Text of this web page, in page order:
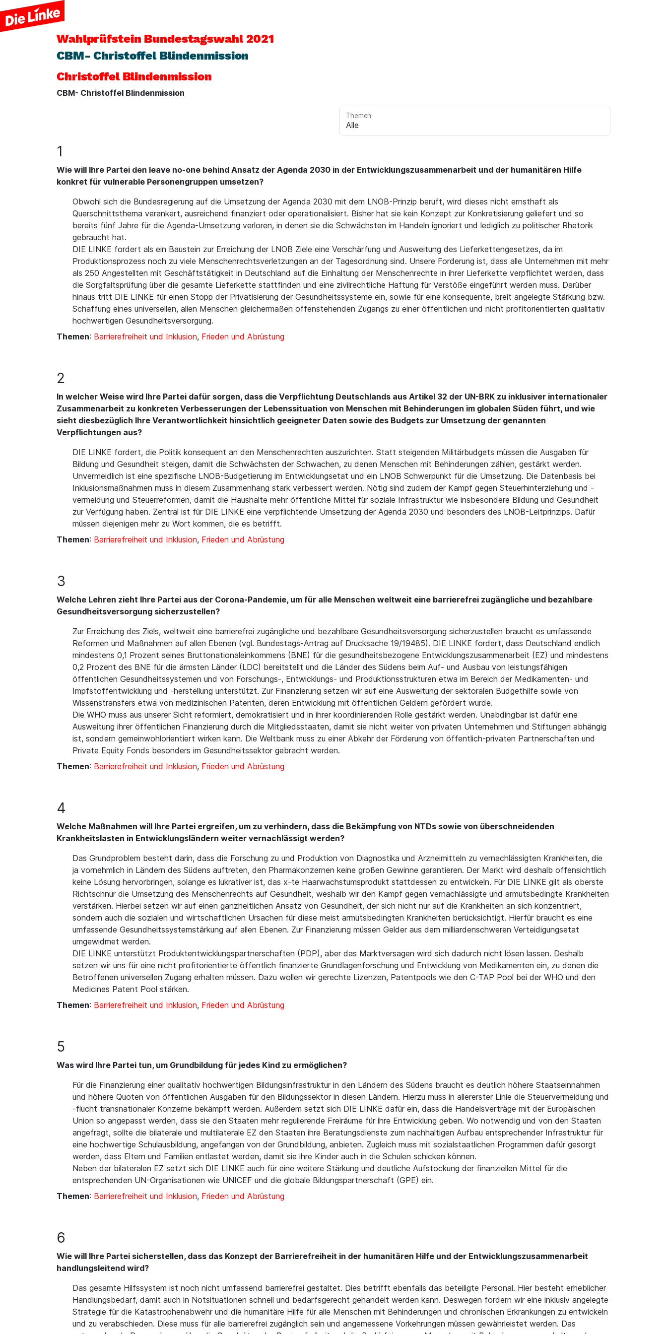
Wahlprüfstein Bundestagswahl 2021
CBM- Christoffel Blindenmission
Christoffel Blindenmission
CBM- Christoffel Blindenmission
Themen
1
Wie will Ihre Partei den leave no-one behind Ansatz der Agenda 2030 in der Entwicklungszusammenarbeit und der humanitären Hilfe
konkret für vulnerable Personengruppen umsetzen?
Obwohl sich die Bundesregierung auf die Umsetzung der Agenda 2030 mit dem LNOB-Prinzip beruft, wird dieses nicht ernsthaft als
Querschnittsthema verankert, ausreichend finanziert oder operationalisiert. Bisher hat sie kein Konzept zur Konkretisierung geliefert und so
bereits fünf Jahre für die Agenda-Umsetzung verloren, in denen sie die Schwächsten im Handeln ignoriert und lediglich zu politischer Rhetorik
gebraucht hat.
DIE LINKE fordert als ein Baustein zur Erreichung der LNOB Ziele eine Verschärfung und Ausweitung des Lieferkettengesetzes, da im
Produktionsprozess noch zu viele Menschenrechtsverletzungen an der Tagesordnung sind. Unsere Forderung ist, dass alle Unternehmen mit mehr
als 250 Angestellten mit Geschäftstätigkeit in Deutschland auf die Einhaltung der Menschenrechte in ihrer Lieferkette verpflichtet werden, dass
die Sorgfaltsprüfung über die gesamte Lieferkette stattfinden und eine zivilrechtliche Haftung für Verstöße eingeführt werden muss. Darüber
hinaus tritt DIE LINKE für einen Stopp der Privatisierung der Gesundheitssysteme ein, sowie für eine konsequente, breit angelegte Stärkung bzw.
Schaffung eines universellen, allen Menschen gleichermaßen offenstehenden Zugangs zu einer öffentlichen und nicht profitorientierten qualitativ
hochwertigen Gesundheitsversorgung.
Themen: Barrierefreiheit und Inklusion, Frieden und Abrüstung
2
In welcher Weise wird Ihre Partei dafür sorgen, dass die Verpflichtung Deutschlands aus Artikel 32 der UN-BRK zu inklusiver internationaler
Zusammenarbeit zu konkreten Verbesserungen der Lebenssituation von Menschen mit Behinderungen im globalen Süden führt, und wie
sieht diesbezüglich Ihre Verantwortlichkeit hinsichtlich geeigneter Daten sowie des Budgets zur Umsetzung der genannten
Verpflichtungen aus?
DIE LINKE fordert, die Politik konsequent an den Menschenrechten auszurichten. Statt steigenden Militärbudgets müssen die Ausgaben für
Bildung und Gesundheit steigen, damit die Schwächsten der Schwachen, zu denen Menschen mit Behinderungen zählen, gestärkt werden.
Unvermeidlich ist eine spezifische LNOB-Budgetierung im Entwicklungsetat und ein LNOB Schwerpunkt für die Umsetzung. Die Datenbasis bei
Inklusionsmaßnahmen muss in diesem Zusammenhang stark verbessert werden. Nötig sind zudem der Kampf gegen Steuerhinterziehung und -
vermeidung und Steuerreformen, damit die Haushalte mehr öffentliche Mittel für soziale Infrastruktur wie insbesondere Bildung und Gesundheit
zur Verfügung haben. Zentral ist für DIE LINKE eine verpflichtende Umsetzung der Agenda 2030 und besonders des LNOB-Leitprinzips. Dafür
müssen diejenigen mehr zu Wort kommen, die es betrifft.
Themen: Barrierefreiheit und Inklusion, Frieden und Abrüstung
3
Welche Lehren zieht Ihre Partei aus der Corona-Pandemie, um für alle Menschen weltweit eine barrierefrei zugängliche und bezahlbare
Gesundheitsversorgung sicherzustellen?
Zur Erreichung des Ziels, weltweit eine barrierefrei zugängliche und bezahlbare Gesundheitsversorgung sicherzustellen braucht es umfassende
Reformen und Maßnahmen auf allen Ebenen (vgl. Bundestags-Antrag auf Drucksache 19/19485). DIE LINKE fordert, dass Deutschland endlich
mindestens 0,1 Prozent seines Bruttonationaleinkommens (BNE) für die gesundheitsbezogene Entwicklungszusammenarbeit (EZ) und mindestens
0,2 Prozent des BNE für die ärmsten Länder (LDC) bereitstellt und die Länder des Südens beim Auf- und Ausbau von leistungsfähigen
öffentlichen Gesundheitssystemen und von Forschungs-, Entwicklungs- und Produktionsstrukturen etwa im Bereich der Medikamenten- und
Impfstoffentwicklung und -herstellung unterstützt. Zur Finanzierung setzen wir auf eine Ausweitung der sektoralen Budgethilfe sowie von
Wissenstransfers etwa von medizinischen Patenten, deren Entwicklung mit öffentlichen Geldern gefördert wurde.
Die WHO muss aus unserer Sicht reformiert, demokratisiert und in ihrer koordinierenden Rolle gestärkt werden. Unabdingbar ist dafür eine
Ausweitung ihrer öffentlichen Finanzierung durch die Mitgliedsstaaten, damit sie nicht weiter von privaten Unternehmen und Stiftungen abhängig
ist, sondern gemeinwohlorientiert wirken kann. Die Weltbank muss zu einer Abkehr der Förderung von öffentlich-privaten Partnerschaften und
Private Equity Fonds besonders im Gesundheitssektor gebracht werden.
Themen: Barrierefreiheit und Inklusion, Frieden und Abrüstung
4
Welche Maßnahmen will Ihre Partei ergreifen, um zu verhindern, dass die Bekämpfung von NTDs sowie von überschneidenden
Krankheitslasten in Entwicklungsländern weiter vernachlässigt werden?
Das Grundproblem besteht darin, dass die Forschung zu und Produktion von Diagnostika und Arzneimitteln zu vernachlässigten Krankheiten, die
ja vornehmlich in Ländern des Südens auftreten, den Pharmakonzernen keine großen Gewinne garantieren. Der Markt wird deshalb offensichtlich
keine Lösung hervorbringen, solange es lukrativer ist, das x-te Haarwachstumsprodukt stattdessen zu entwickeln. Für DIE LINKE gilt als oberste
Richtschnur die Umsetzung des Menschenrechts auf Gesundheit, weshalb wir den Kampf gegen vernachlässigte und armutsbedingte Krankheiten
verstärken. Hierbei setzen wir auf einen ganzheitlichen Ansatz von Gesundheit, der sich nicht nur auf die Krankheiten an sich konzentriert,
sondern auch die sozialen und wirtschaftlichen Ursachen für diese meist armutsbedingten Krankheiten berücksichtigt. Hierfür braucht es eine
umfassende Gesundheitssystemstärkung auf allen Ebenen. Zur Finanzierung müssen Gelder aus dem milliardenschweren Verteidigungsetat
umgewidmet werden.
DIE LINKE unterstützt Produktentwicklungspartnerschaften (PDP), aber das Marktversagen wird sich dadurch nicht lösen lassen. Deshalb
setzen wir uns für eine nicht profitorientierte öffentlich finanzierte Grundlagenforschung und Entwicklung von Medikamenten ein, zu denen die
Betroffenen universellen Zugang erhalten müssen. Dazu wollen wir gerechte Lizenzen, Patentpools wie den C-TAP Pool bei der WHO und den
Medicines Patent Pool stärken.
Themen: Barrierefreiheit und Inklusion, Frieden und Abrüstung
5
Was wird Ihre Partei tun, um Grundbildung für jedes Kind zu ermöglichen?
Für die Finanzierung einer qualitativ hochwertigen Bildungsinfrastruktur in den Ländern des Südens braucht es deutlich höhere Staatseinnahmen
und höhere Quoten von öffentlichen Ausgaben für den Bildungssektor in diesen Ländern. Hierzu muss in allererster Linie die Steuervermeidung und
-flucht transnationaler Konzerne bekämpft werden. Außerdem setzt sich DIE LINKE dafür ein, dass die Handelsverträge mit der Europäischen
Union so angepasst werden, dass sie den Staaten mehr regulierende Freiräume für ihre Entwicklung geben. Wo notwendig und von den Staaten
angefragt, sollte die bilaterale und multilaterale EZ den Staaten ihre Beratungsdienste zum nachhaltigen Aufbau entsprechender Infrastruktur für
eine hochwertige Schulausbildung, angefangen von der Grundbildung, anbieten. Zugleich muss mit sozialstaatlichen Programmen dafür gesorgt
werden, dass Eltern und Familien entlastet werden, damit sie ihre Kinder auch in die Schulen schicken können.
Neben der bilateralen EZ setzt sich DIE LINKE auch für eine weitere Stärkung und deutliche Aufstockung der finanziellen Mittel für die
entsprechenden UN-Organisationen wie UNICEF und die globale Bildungspartnerschaft (GPE) ein.
Themen: Barrierefreiheit und Inklusion, Frieden und Abrüstung
6
Wie will Ihre Partei sicherstellen, dass das Konzept der Barrierefreiheit in der humanitären Hilfe und der Entwicklungszusammenarbeit
handlungsleitend wird?
Das gesamte Hilfssystem ist noch nicht umfassend barrierefrei gestaltet. Dies betrifft ebenfalls das beteiligte Personal. Hier besteht erheblicher
Handlungsbedarf, damit auch in Notsituationen schnell und bedarfsgerecht gehandelt werden kann. Deswegen fordern wir eine inklusiv angelegte
Strategie für die Katastrophenabwehr und die humanitäre Hilfe für alle Menschen mit Behinderungen und chronischen Erkrankungen zu entwickeln
und zu verabschieden. Diese muss für alle barrierefrei zugänglich sein und angemessene Vorkehrungen müssen gewährleistet werden. Das